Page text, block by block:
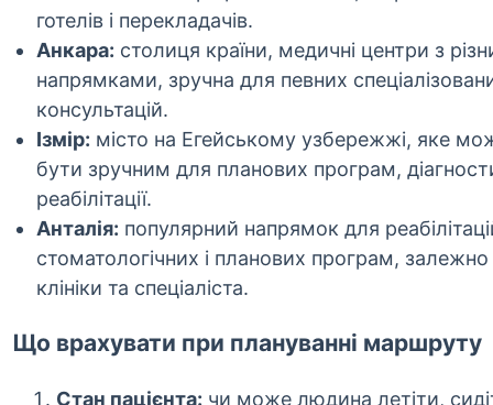
готелів і перекладачів.
Анкара: столиця країни, медичні центри з
напрямками, зручна для певних
консультацій.
Ізмір: місто на Егейському узбережжі, яке
бути зручним для планових програм,
реабілітації.
Анталія: популярний напрямок для
стоматологічних і планових програм, залежно
клініки та спеціаліста.
Що врахувати при плануванні маршруту
Стан пацієнта: чи може людина летіти,